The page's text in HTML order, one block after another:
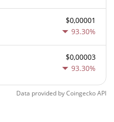
$0,00001
93.30%
$0,00003
93.30%
Data provided byCoingeckoAPI